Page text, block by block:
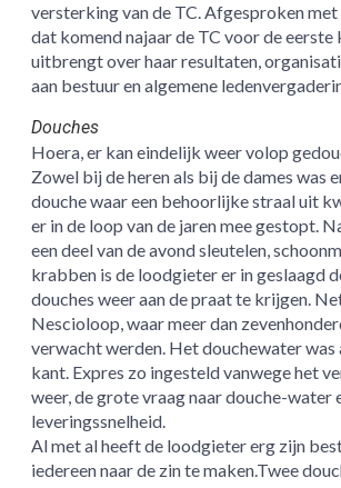
versterking van de TC. Afgesproken
dat komend najaar de TC voor de eerste
uitbrengt over haar resultaten,
aan bestuur en algemene
Douches
Hoera, er kan eindelijk weer volop
Zowel bij de heren als bij de dames was
douche waar een behoorlijke straal uit
er in de loop van de jaren mee gestopt.
een deel van de avond sleutelen,
krabben is de loodgieter er in geslaagd
douches weer aan de praat te krijgen.
Nescioloop, waar meer dan
verwacht werden. Het douchewater was
kant. Expres zo ingesteld vanwege het
weer, de grote vraag naar douche-water
leveringssnelheid.
Al met al heeft de loodgieter erg zijn
iedereen naar de zin te maken.Twee